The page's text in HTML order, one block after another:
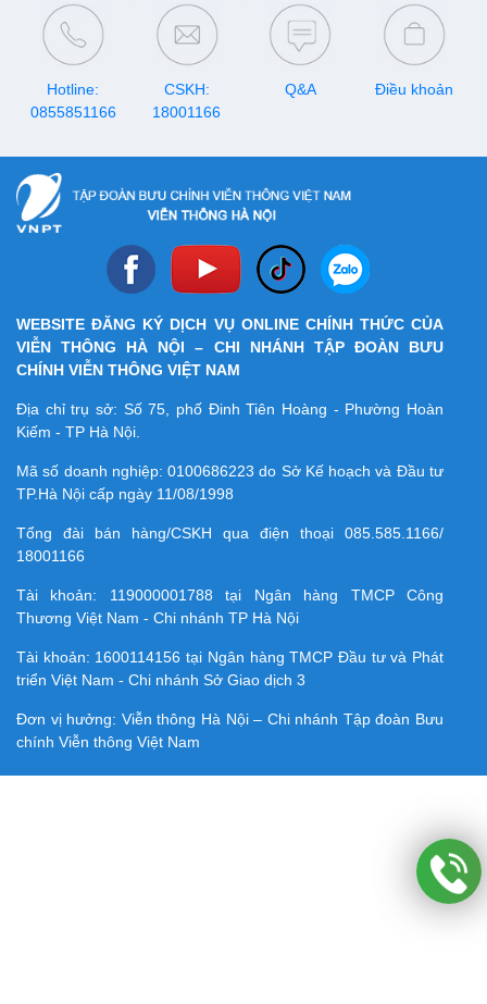
Hotline:
0855851166
CSKH:
18001166
Q&A Điều khoản
WEBSITE ĐĂNG KÝ DỊCH VỤ ONLINE CHÍNH THỨC CỦA
VIỄN THÔNG HÀ NỘI – CHI NHÁNH TẬP ĐOÀN BƯU
CHÍNH VIỄN THÔNG VIỆT NAM
Địa chỉ trụ sở: Số 75, phố Đinh Tiên Hoàng - Phường Hoàn
Kiếm - TP Hà Nội.
Mã số doanh nghiệp:0100686223 do Sở Kế hoạch và Đầu tư
TP.Hà Nội cấp ngày 11/08/1998
Tổng đài bán hàng/CSKH qua điện thoại 085.585.1166/
18001166
Tài khoản: 119000001788 tại Ngân hàng TMCP Công
Thương Việt Nam - Chi nhánh TP Hà Nội
Tài khoản: 1600114156 tại Ngân hàng TMCP Ðầu tư và Phát
triển Việt Nam - Chi nhánh Sở Giao dịch 3
Đơn vị hưởng: Viễn thông Hà Nội – Chi nhánh Tập đoàn Bưu
chính Viễn thông Việt Nam